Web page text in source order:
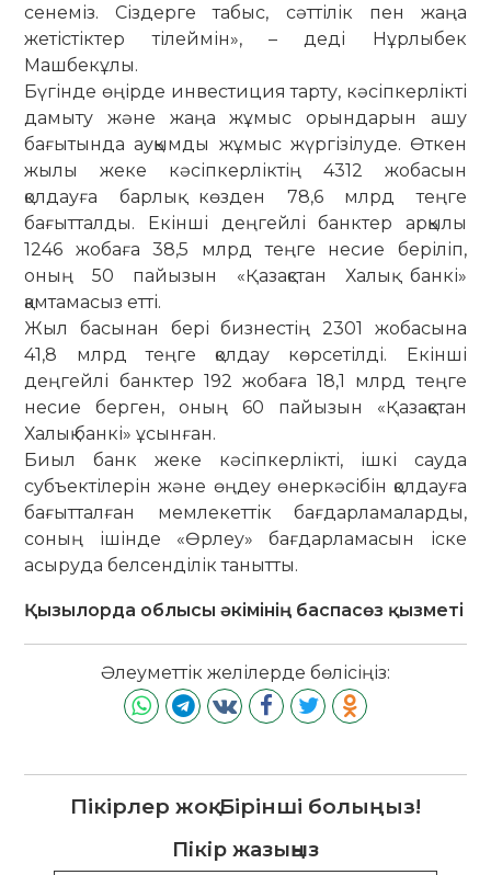
сенеміз. Сіздерге табыс, сәттілік пен жаңа
жетістіктер тілеймін», – деді Нұрлыбек
Машбекұлы.
Бүгінде өңірде инвестиция тарту, кәсіпкерлікті
дамыту және жаңа жұмыс орындарын ашу
бағытында ауқымды жұмыс жүргізілуде. Өткен
жылы жеке кәсіпкерліктің 4312 жобасын
қолдауға барлық көзден 78,6 млрд теңге
бағытталды. Екінші деңгейлі банктер арқылы
1246 жобаға 38,5 млрд теңге несие беріліп,
оның 50 пайызын «Қазақстан Халық банкі»
қамтамасыз етті.
Жыл басынан бері бизнестің 2301 жобасына
41,8 млрд теңге қолдау көрсетілді. Екінші
деңгейлі банктер 192 жобаға 18,1 млрд теңге
несие берген, оның 60 пайызын «Қазақстан
Халық банкі» ұсынған.
Биыл банк жеке кәсіпкерлікті, ішкі сауда
субъектілерін және өңдеу өнеркәсібін қолдауға
бағытталған мемлекеттік бағдарламаларды,
соның ішінде «Өрлеу» бағдарламасын іске
асыруда белсенділік танытты.
Қызылорда облысы әкімінің баспасөз қызметі
Әлеуметтік желілерде бөлісіңіз:
Пікірлер жоқ. Бірінші болыңыз!
Пікір жазыңыз